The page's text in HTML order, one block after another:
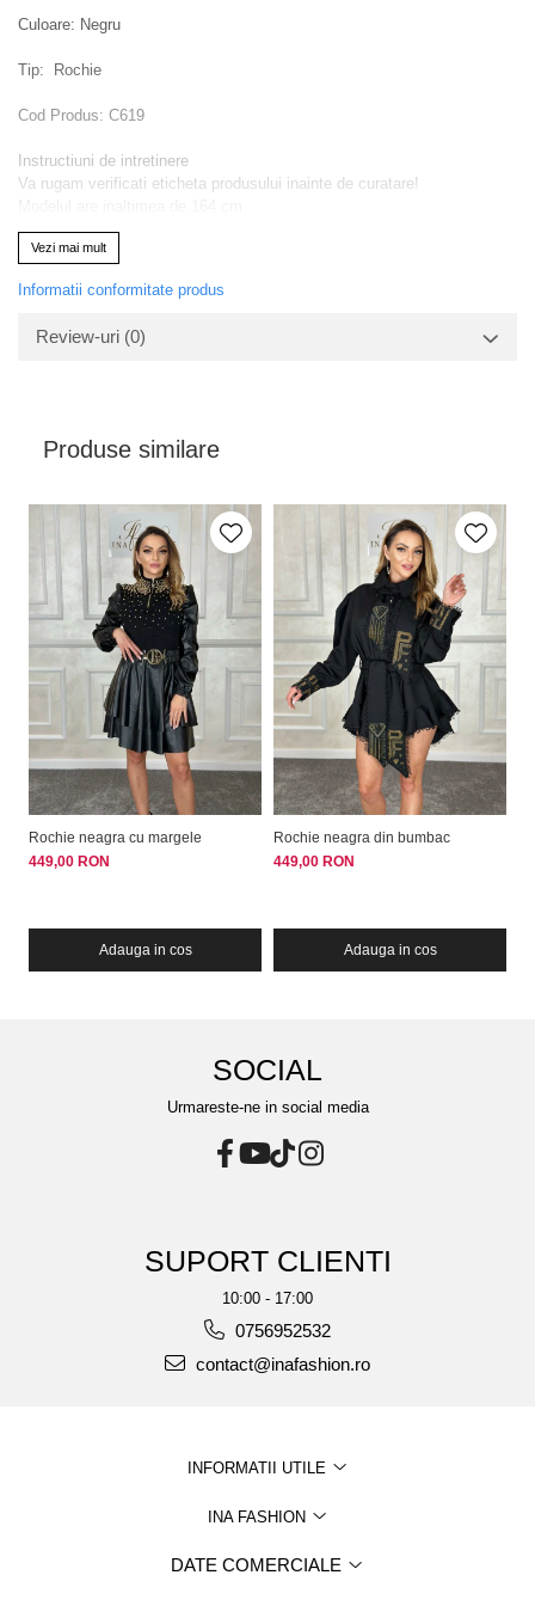
Culoare: Negru
Tip: Rochie
Cod Produs: C619
Instructiuni de intretinere
Va rugam verificati eticheta produsului inainte de curatare!
Va rugam sa retineti ca o usoara discrepanta de culoare ar trebui sa fie
acceptabila datorita luminii si luminozitatii ecranului
Vezi mai mult
Informatii conformitate produs
Review-uri (0)
Produse similare
Rochie neagra cu margele
449,00 RON
Adauga in cos
Rochie neagra din bumbac
449,00 RON
Adauga in cos
SOCIAL
Urmareste-ne in social media
SUPORT CLIENTI
10:00 - 17:00
0756952532
contact@inafashion.ro
INFORMATII UTILE
INA FASHION
DATE COMERCIALE